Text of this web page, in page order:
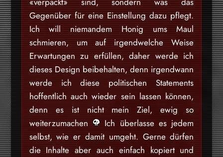
Gegenüber für eine Einstellung dazu pflegt.
Ich will niemandem Honig ums Maul
schmieren, um auf irgendwelche Weise
Erwartungen zu erfüllen, daher werde ich
dieses Design beibehalten, denn irgendwann
werde ich diese politischen Statements
hoffentlich auch wieder sein lassen können,
denn es ist nicht mein Ziel, ewig so
weiterzumachen
Ich überlasse es jedem
selbst, wie er damit umgeht. Gerne dürfen
die Inhalte aber auch einfach kopiert und